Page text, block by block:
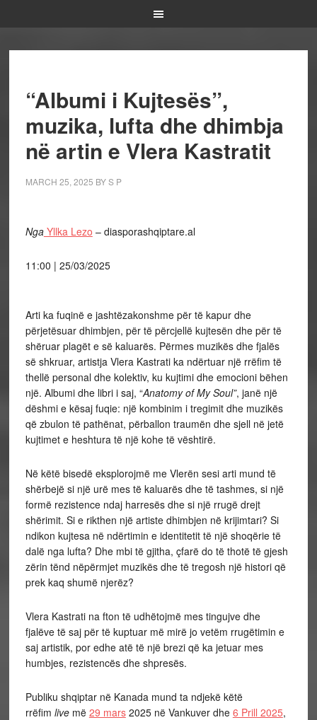
“Albumi i Kujtesës”,
muzika, lufta dhe dhimbja
në artin e Vlera Kastratit
MARCH 25, 2025 BYS P
NgaYllka Lezo – diasporashqiptare.al
11:00 | 25/03/2025
Arti ka fuqinë e jashtëzakonshme për të kapur dhe
përjetësuar dhimbjen, për të përcjellë kujtesën dhe për të
shëruar plagët e së kaluarës. Përmes muzikës dhe fjalës
së shkruar, artistja Vlera Kastrati ka ndërtuar një rrëfim të
thellë personal dhe kolektiv, ku kujtimi dhe emocioni bëhen
një. Albumi dhe libri i saj, “Anatomy of My Soul”, janë një
dëshmi e kësaj fuqie: një kombinim i tregimit dhe muzikës
që zbulon të pathënat, përballon traumën dhe sjell në jetë
kujtimet e heshtura të një kohe të vështirë.
Në këtë bisedë eksplorojmë me Vlerën sesi arti mund të
shërbejë si një urë mes të kaluarës dhe të tashmes, si një
formë rezistence ndaj harresës dhe si një rrugë drejt
shërimit. Si e rikthen një artiste dhimbjen në krijimtari? Si
ndikon kujtesa në ndërtimin e identitetit të një shoqërie të
dalë nga lufta? Dhe mbi të gjitha, çfarë do të thotë të gjesh
zërin tënd nëpërmjet muzikës dhe të tregosh një histori që
prek kaq shumë njerëz?
Vlera Kastrati na fton të udhëtojmë mes tingujve dhe
fjalëve të saj për të kuptuar më mirë jo vetëm rrugëtimin e
saj artistik, por edhe atë të një brezi që ka jetuar mes
humbjes, rezistencës dhe shpresës.
Publiku shqiptar në Kanada mund ta ndjekë këtë
rrëfim livemë 29 mars2025 në Vankuver dhe 6 Prill 2025,